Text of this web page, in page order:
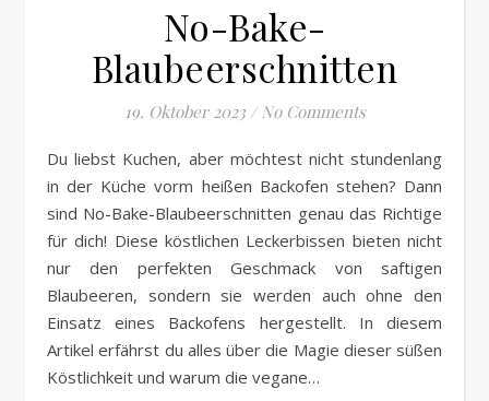
No-Bake-
Blaubeerschnitten
19. Oktober 2023 / No Comments
Du liebst Kuchen, aber möchtest nicht stundenlang
in der Küche vorm heißen Backofen stehen? Dann
sind No-Bake-Blaubeerschnitten genau das Richtige
für dich! Diese köstlichen Leckerbissen bieten nicht
nur den perfekten Geschmack von saftigen
Blaubeeren, sondern sie werden auch ohne den
Einsatz eines Backofens hergestellt. In diesem
Artikel erfährst du alles über die Magie dieser süßen
Köstlichkeit und warum die vegane…